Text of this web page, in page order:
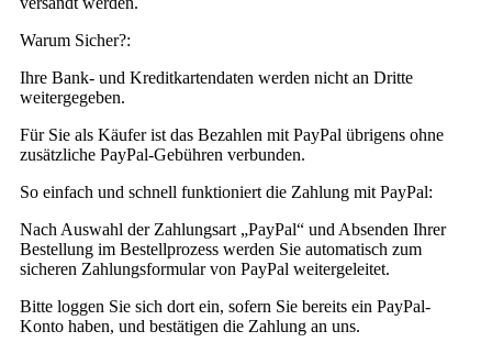
Warum Sicher?:
Ihre Bank- und Kreditkartendaten werden nicht an Dritte
weitergegeben.
Für Sie als Käufer ist das Bezahlen mit PayPal übrigens ohne
zusätzliche PayPal-Gebühren verbunden.
So einfach und schnell funktioniert die Zahlung mit PayPal:
Nach Auswahl der Zahlungsart „PayPal“ und Absenden Ihrer
Bestellung im Bestellprozess werden Sie automatisch zum
sicheren Zahlungsformular von PayPal weitergeleitet.
Bitte loggen Sie sich dort ein, sofern Sie bereits ein PayPal-
Konto haben, und bestätigen die Zahlung an uns.